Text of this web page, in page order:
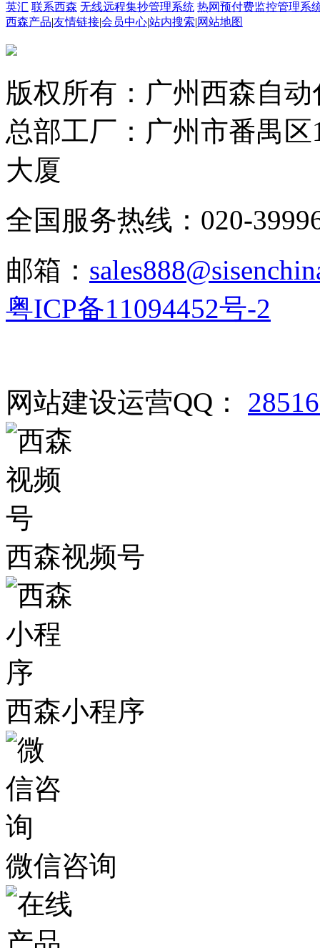
英汇 联系西森 无线远程集抄管理系统 热网预付费监控管理系
西森产品|友情链接|会员中心|站内搜索|网站地图
版权所有：广州西森自
总部工厂：广州市番禺
大厦
全国服务热线：020-
邮箱：
粤ICP备11094452号-2
网站建设运营QQ：
西森视频号
西森小程序
微信咨询